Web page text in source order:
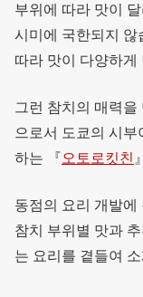
부위에 따라 맛이
시미에 국한되지 않
따라 맛이 다양하게
그런 참치의 매력을
으로서 도쿄의 시부
하는 『오토로킷친
동점의 요리 개발
참치 부위별 맛과
는 요리를 곁들여